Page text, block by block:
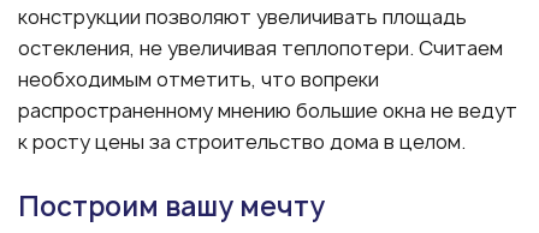
конструкции позволяют увеличивать площадь
остекления, не увеличивая теплопотери. Считаем
необходимым отметить, что вопреки
распространенному мнению большие окна не ведут
к росту цены за строительство дома в целом.
Построим вашу мечту